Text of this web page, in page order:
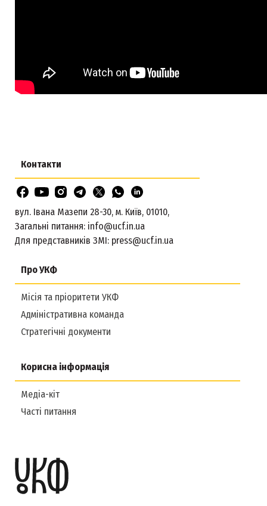
Про УКФ
Місія та пріоритети УКФ
Адміністративна команда
Стратегічні документи
Корисна інформація
Медіа-кіт
Часті питання
Контакти
вул. Івана Мазепи 28-30, м. Київ, 01010,
Загальні питання: info@ucf.in.ua
Для представників ЗМІ: press@ucf.in.ua